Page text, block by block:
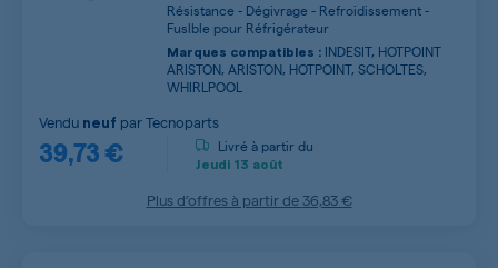
Résistance - Dégivrage - Refroidissement -
Fuslble pour Réfrigérateur
Marques compatibles : INDESIT, HOTPOINT
ARISTON, ARISTON, HOTPOINT, SCHOLTES,
WHIRLPOOL
39,73 €
Vendu neuf parTecnoparts
Livré à partir du
Jeudi 13 août
Plus d’offres à partir de 36,83 €